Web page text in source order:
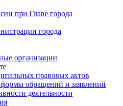
при Главе города
города
организации
правовых актов
обращений и заявлений
деятельности